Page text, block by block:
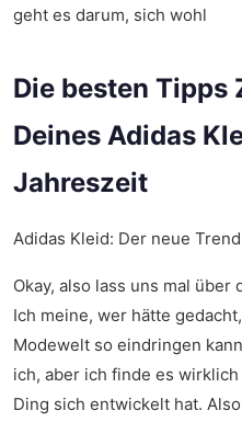
geht es darum, sich wohl
Die besten Tipps
Deines Adidas
Jahreszeit
Adidas Kleid: Der neue
Okay, also lass uns mal über
Ich meine, wer hätte
Modewelt so eindringen
ich, aber ich finde es
Ding sich entwickelt hat.